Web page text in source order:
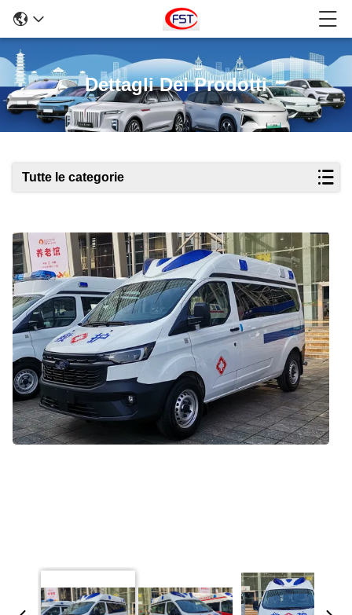
Dettagli Dei Prodotti
Tutte le categorie